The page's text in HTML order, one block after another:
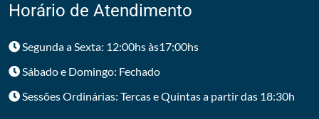
Horário de Atendimento
Segunda a Sexta: 12:00hs às17:00hs
Sábado e Domingo: Fechado
Sessões Ordinárias: Tercas e Quintas a partir das 18:30h